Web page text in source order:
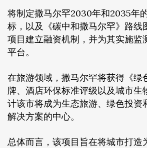
将制定撒马尔罕2030年和2035年
标，以及《碳中和撒马尔罕》路线
项目建立融资机制，并为其实施监
平台。
在旅游领域，撒马尔罕将获得《绿
牌、酒店环保标准评级以及城市生
计该市将成为生态旅游、绿色投资
解决方案的中心。
总体而言，该项目旨在将城市打造